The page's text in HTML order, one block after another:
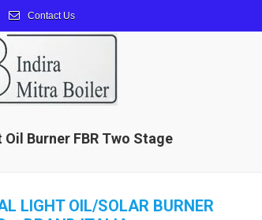
Contact Us
Burner FBR Two Stage
LIGHT OIL/SOLAR BURNER